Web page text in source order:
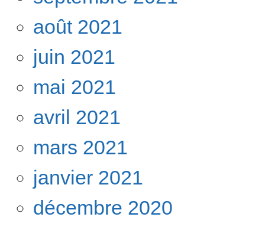
août 2021
juin 2021
mai 2021
avril 2021
mars 2021
janvier 2021
décembre 2020